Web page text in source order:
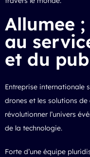
Allumee
au
et du
Entreprise internationale
drones et les solutions
révolutionner l’univers
de la technologie.
Forte d’une équipe